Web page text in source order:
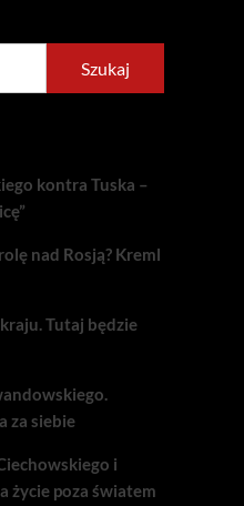
Szukaj
kontra Tuska –
nad Rosją? Kreml
Tutaj będzie
za siebie
i
życie poza światem